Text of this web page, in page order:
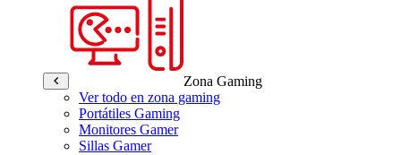
Zona Gaming
Ver todo en zona gaming
Portátiles Gaming
Monitores Gamer
Sillas Gamer